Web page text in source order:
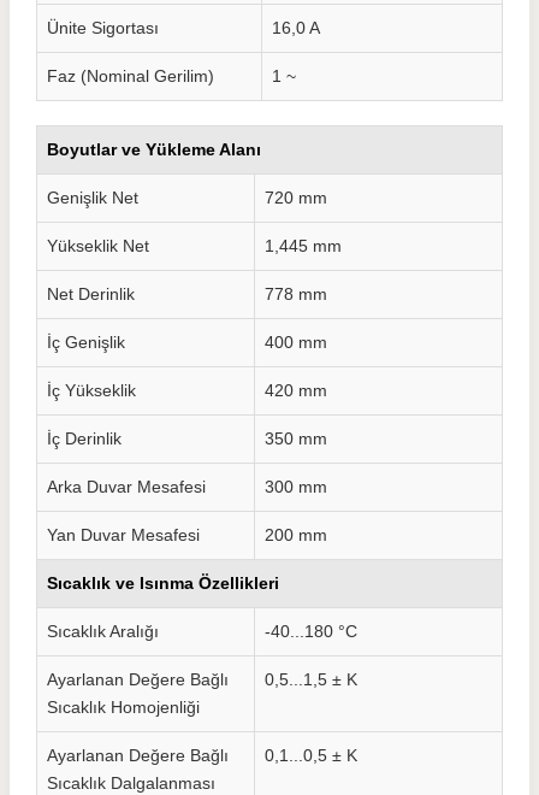
Ünite Sigortası 16,0 A
Faz (Nominal Gerilim) 1 ~
Boyutlar ve Yükleme Alanı
Genişlik Net 720 mm
Yükseklik Net 1,445 mm
Net Derinlik 778 mm
İç Genişlik 400 mm
İç Yükseklik 420 mm
İç Derinlik 350 mm
Arka Duvar Mesafesi 300 mm
Yan Duvar Mesafesi 200 mm
Sıcaklık ve Isınma Özellikleri
Sıcaklık Aralığı -40...180 °C
Ayarlanan Değere Bağlı
Sıcaklık Homojenliği
0,5...1,5 ± K
Ayarlanan Değere Bağlı
Sıcaklık Dalgalanması
0,1...0,5 ± K